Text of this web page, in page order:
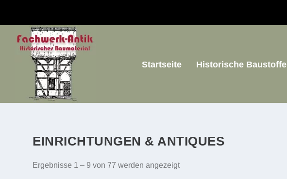
Startseite Historische Baustoffe
EINRICHTUNGEN & ANTIQUES
Ergebnisse 1 – 9 von 77 werden angezeigt